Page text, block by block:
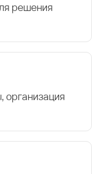
решения
организация